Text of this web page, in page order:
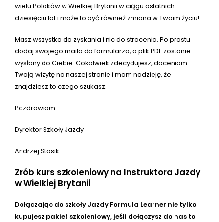
wielu Polaków w Wielkiej Brytanii w ciągu ostatnich
dziesięciu lat i może to być również zmiana w Twoim życiu!
Masz wszystko do zyskania i nic do stracenia. Po prostu
dodaj swojego maila do formularza, a plik PDF zostanie
wysłany do Ciebie. Cokolwiek zdecydujesz, doceniam
Twoją wizytę na naszej stronie i mam nadzieję, że
znajdziesz to czego szukasz.
Pozdrawiam
Dyrektor Szkoły Jazdy
Andrzej Stosik
Zrób kurs szkoleniowy na Instruktora Jazdy
w Wielkiej Brytanii
Dołączając do szkoły Jazdy Formula Learner nie tylko
kupujesz pakiet szkoleniowy, jeśli dołączysz do nas to